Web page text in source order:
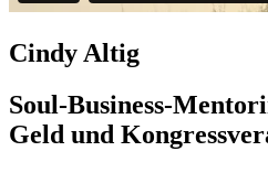
Cindy Altig
Soul-Business-
Geld und